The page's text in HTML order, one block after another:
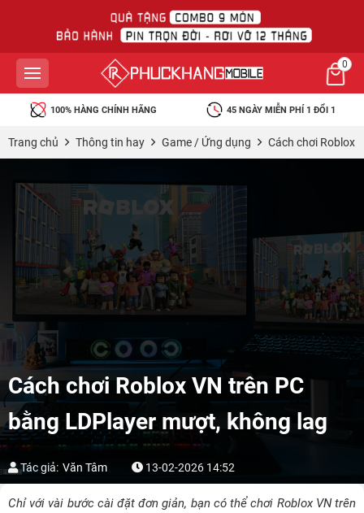
0
100% HÀNG CHÍNH HÃNG 45 NGÀY MIỄN PHÍ 1 ĐỔI 1
Trang chủ Thông tin hay Game / Ứng dụng Cách chơi Roblox
Cách chơi Roblox VN trên PC
bằng LDPlayer mượt, không lag
Tác giả: Văn Tâm 13-02-2026 14:52
Chỉ với vài bước cài đặt đơn giản, bạn có thể chơi Roblox VN trên